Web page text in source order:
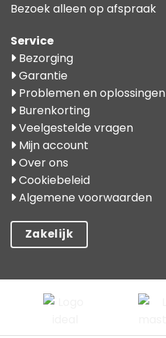
Bezoek alleen op afspraak
Service
Bezorging
Garantie
Problemen en oplossingen
Burenkorting
Veelgestelde vragen
Mijn account
Over ons
Cookiebeleid
Algemene voorwaarden
Zakelijk